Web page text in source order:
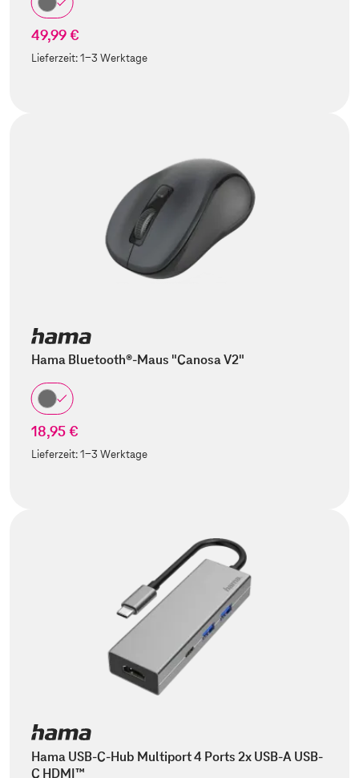
49,99 €
Lieferzeit:1-3 Werktage
Hama Bluetooth®-Maus "Canosa V2"
18,95 €
Lieferzeit:1-3 Werktage
Hama USB-C-Hub Multiport 4 Ports 2x USB-A USB-
C HDMI™